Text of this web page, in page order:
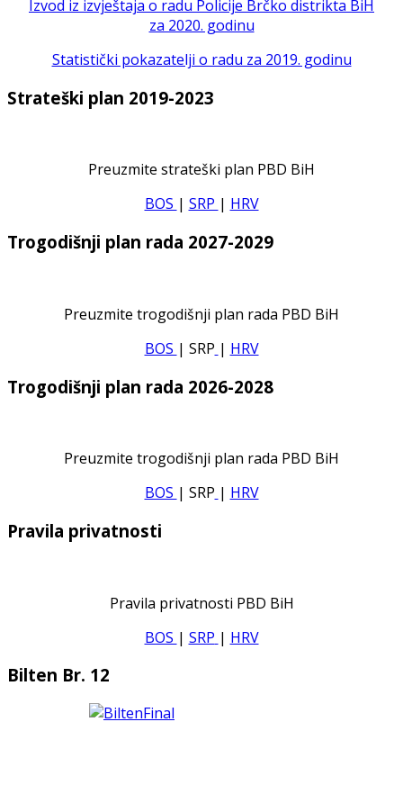
Izvod iz izvještaja o radu Policije Brčko distrikta BiH
za 2020. godinu
Statistički pokazatelji o radu za 2019. godinu
Strateški plan 2019-2023
Preuzmite strateški plan PBD BiH
BOS | SRP | HRV
Trogodišnji plan rada 2027-2029
Preuzmite trogodišnji plan rada PBD BiH
BOS | SRP | HRV
Trogodišnji plan rada 2026-2028
Preuzmite trogodišnji plan rada PBD BiH
BOS | SRP | HRV
Pravila privatnosti
Pravila privatnosti PBD BiH
BOS | SRP | HRV
Bilten Br. 12